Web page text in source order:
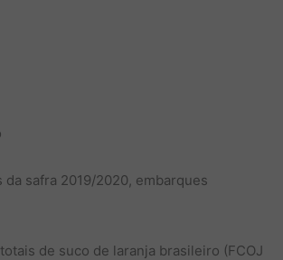
da safra 2019/2020, embarques
de suco de laranja brasileiro (FCOJ